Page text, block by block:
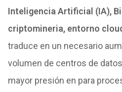
Inteligencia Artificial (IA),
criptomineria, entorno
traduce en un necesario
volumen de centros de datos
mayor presión en para